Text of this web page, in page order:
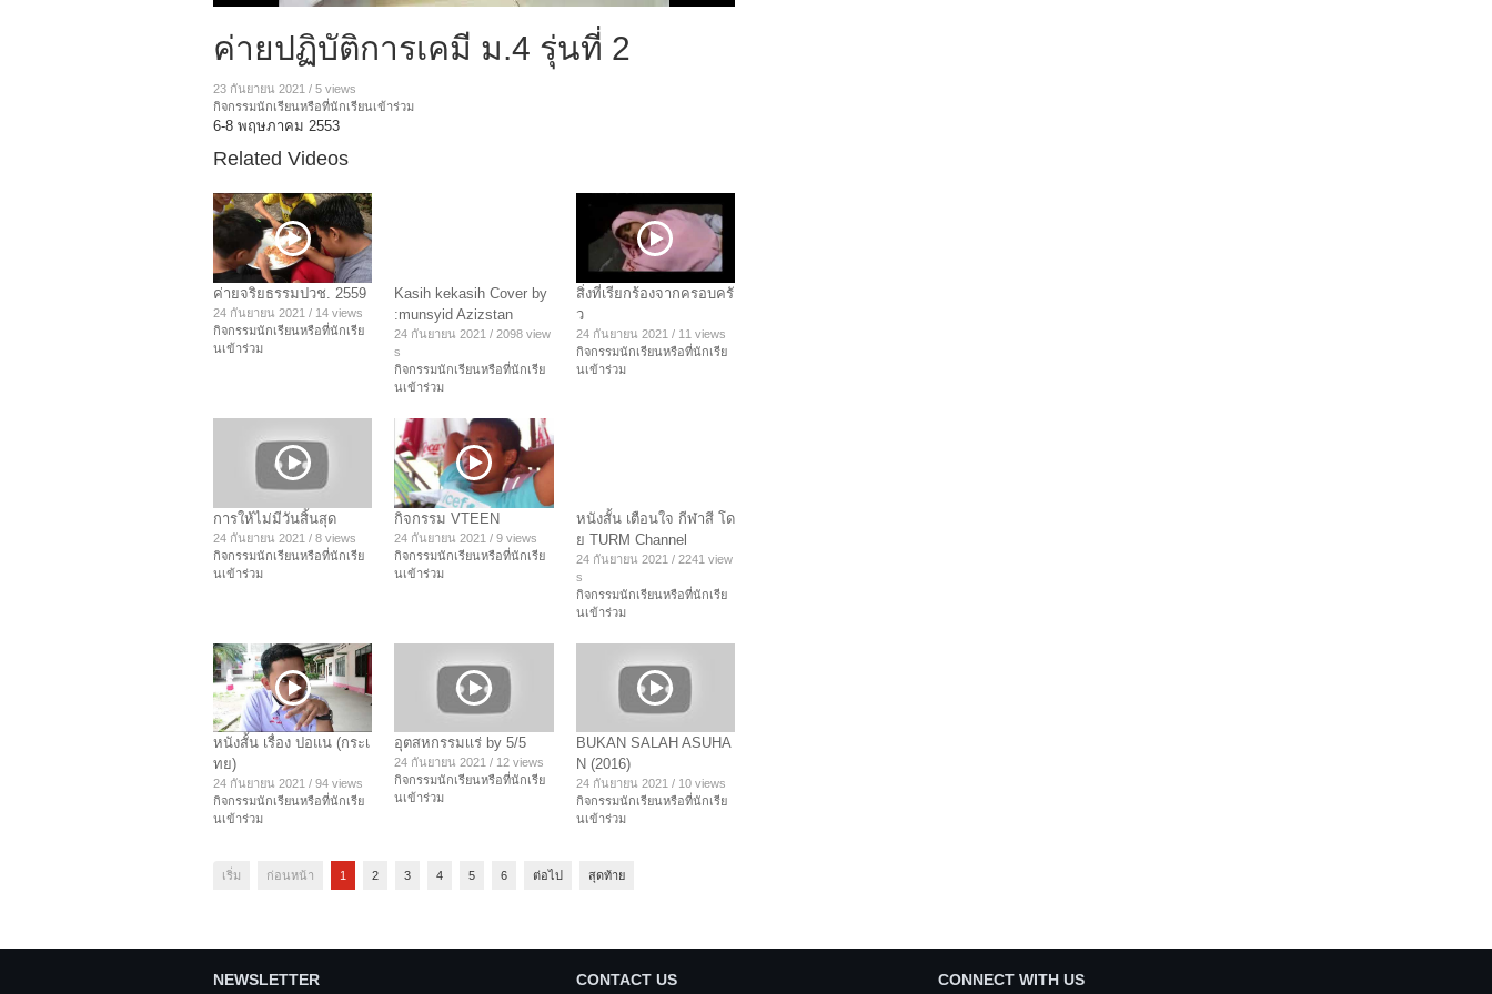
ค่ายปฏิบัติการเคมี ม.4 รุ่นที่ 2
23 กันยายน 2021 / 5 views
กิจกรรมนักเรียนหรือที่นักเรียนเข้าร่วม
6-8 พฤษภาคม 2553
Related Videos
ค่ายจริยธรรมปวช. 2559
24 กันยายน 2021 / 14 views
กิจกรรมนักเรียนหรือที่นักเรีย
นเข้าร่วม
Kasih kekasih Cover by
:munsyid Azizstan
24 กันยายน 2021 /2098 view
s
กิจกรรมนักเรียนหรือที่นักเรีย
นเข้าร่วม
สิ่งที่เรียกร้องจากครอบครั
ว
24 กันยายน 2021 / 11 views
กิจกรรมนักเรียนหรือที่นักเรีย
นเข้าร่วม
การให้ไม่มีวันสิ้นสุด
24 กันยายน 2021 / 8 views
กิจกรรมนักเรียนหรือที่นักเรีย
นเข้าร่วม
กิจกรรม VTEEN
24 กันยายน 2021 /9 views
กิจกรรมนักเรียนหรือที่นักเรีย
นเข้าร่วม
หนังสั้น เตือนใจ กีฬาสี โด
ย TURM Channel
24 กันยายน 2021 / 2241 view
s
กิจกรรมนักเรียนหรือที่นักเรีย
นเข้าร่วม
หนังสั้น เรื่อง ปอแน (กระเ
ทย)
24 กันยายน 2021 / 94 views
กิจกรรมนักเรียนหรือที่นักเรีย
นเข้าร่วม
อุตสหกรรมเเร่ by 5/5
24 กันยายน 2021 / 12 views
กิจกรรมนักเรียนหรือที่นักเรีย
นเข้าร่วม
BUKAN SALAH ASUHA
N (2016)
24 กันยายน 2021 / 10 views
กิจกรรมนักเรียนหรือที่นักเรีย
นเข้าร่วม
เริ่ม ก่อนหน้า 1 2 3 4 5 6 ต่อไป สุดท้าย
NEWSLETTER CONTACT US CONNECT WITH US